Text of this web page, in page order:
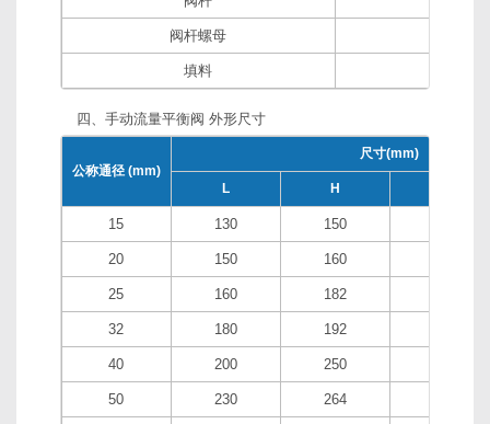
阀杆螺母
填料
四、手动流量平衡阀 外形尺寸
公称通径 (mm)
尺寸(mm)
L H
15 130 150
20 150 160
25 160 182
32 180 192
40 200 250
50 230 264